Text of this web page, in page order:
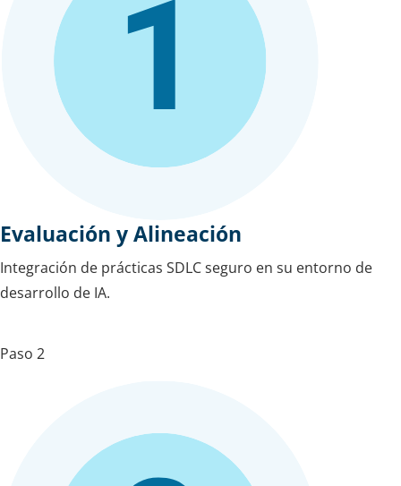
Evaluación y Alineación
Integración de prácticas SDLC seguro en su entorno de
desarrollo de IA.
Paso 2